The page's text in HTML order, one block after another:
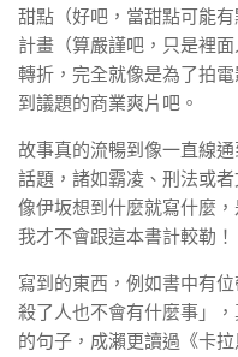
甜點（好吧，當甜點可能
計畫（算嚴謹吧，只是裡
轉折，完全就像是為了拍
到議題的商業爽片吧。
故事真的流暢到像一直線
話題，諸如霸凌、刑法或
像伊坂想到什麼就寫什麼
我才不會跟這本書計較勒！
寫到的東西，例如書中有
殺了人也不會有什麼事」
的句子，成瀨更讀過《卡